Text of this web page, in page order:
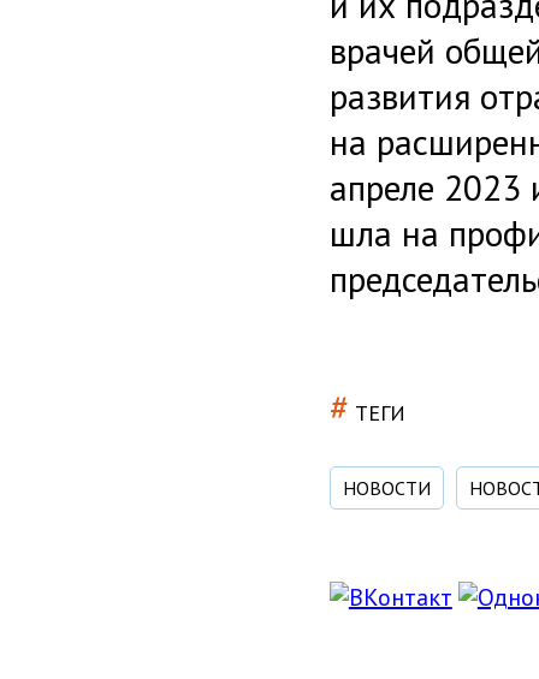
врачей
развития
на
апреле 2023
шла на
# ТЕГИ
НОВОСТИ